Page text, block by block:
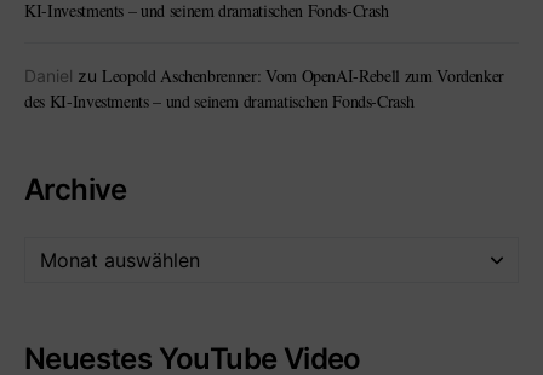
KI-Investments – und seinem dramatischen Fonds-Crash
Daniel zu Leopold Aschenbrenner: Vom OpenAI-Rebell zum Vordenker
des KI-Investments – und seinem dramatischen Fonds-Crash
Archive
Neuestes YouTube Video